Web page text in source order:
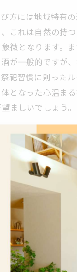
方には地域特有
これは自然の持
徴となります。
が一般的ですが
祀習慣に則った
となった心温ま
ましいでしょう。
く、神様と参加
品を整然と並べ
マナーで、これ
。たとえば、酒
いようにするこ
に地鎮祭の主